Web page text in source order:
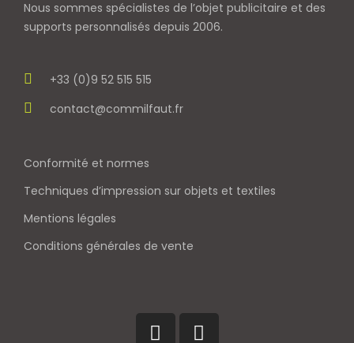
Nous sommes spécialistes de l’objet publicitaire et des
supports personnalisés depuis 2006.
+33 (0)9 52 515 515
contact@commilfaut.fr
Conformité et normes
Techniques d’impression sur objets et textiles
Mentions légales
Conditions générales de vente